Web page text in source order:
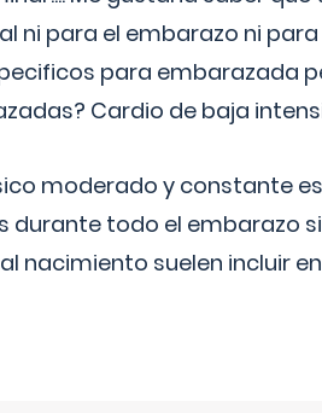
ni para el embarazo ni
para embarazada
Cardio de baja
moderado y constante
durante todo el embarazo
nacimiento suelen incluir